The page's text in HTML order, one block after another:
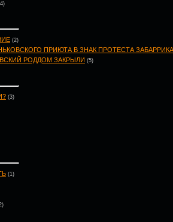
(2)
ПРИЮТА В ЗНАК ПРОТЕСТА
РОДДОМ ЗАКРЫЛИ (5)
(3)
(1)